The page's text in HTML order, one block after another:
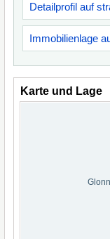
Detailprofil auf
Immobilienlage
Karte und Lage